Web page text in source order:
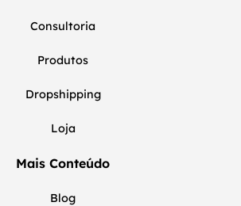
Consultoria
Produtos
Dropshipping
Loja
Mais Conteúdo
Blog